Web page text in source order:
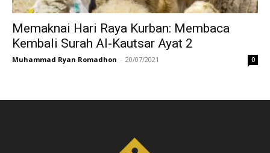
Memaknai Hari Raya Kurban: Membaca
Kembali Surah Al-Kautsar Ayat 2
Muhammad Ryan Romadhon - 20/07/2021 0